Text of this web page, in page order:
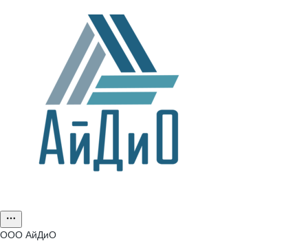
ООО АйДиО